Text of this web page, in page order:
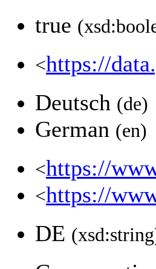
true
<https://
Deutsch (de)
German (en)
<https://
<https://
DE